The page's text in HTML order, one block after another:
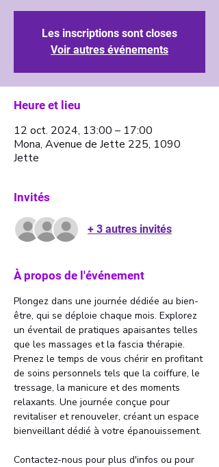
Les inscriptions sont closes
Voir autres événements
Heure et lieu
12 oct. 2024, 13:00 – 17:00
Mona, Avenue de Jette 225, 1090
Jette
Invités
+ 3 autres invités
À propos de l'événement
Plongez dans une journée dédiée au bien-
être, qui se déploie chaque mois. Explorez
un éventail de pratiques apaisantes telles
que les massages et la fascia thérapie.
Prenez le temps de vous chérir en profitant
de soins personnels tels que la coiffure, le
tressage, la manicure et des moments
relaxants. Une journée conçue pour
revitaliser et renouveler, créant un espace
bienveillant dédié à votre épanouissement.
Contactez-nous pour plus d'infos ou pour